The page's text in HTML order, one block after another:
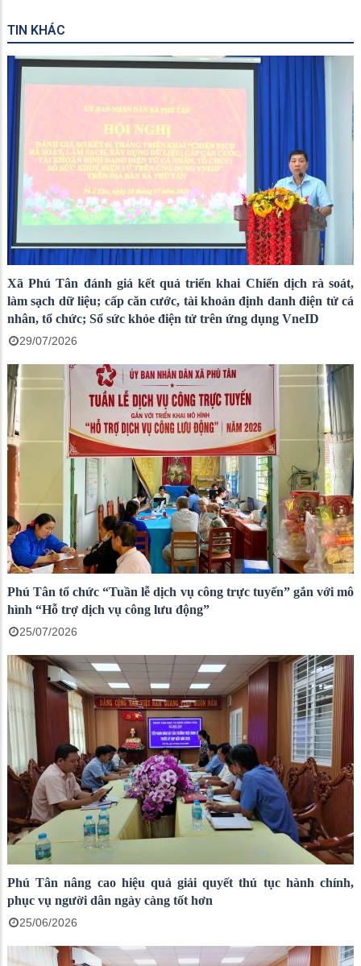
TIN KHÁC
Xã Phú Tân đánh giá kết quả triển khai Chiến dịch rà soát,
làm sạch dữ liệu; cấp căn cước, tài khoản định danh điện tử cá
nhân, tổ chức; Sổ sức khỏe điện tử trên ứng dụng VneID
29/07/2026
Phú Tân tổ chức “Tuần lễ dịch vụ công trực tuyến” gắn với mô
hình “Hỗ trợ dịch vụ công lưu động”
25/07/2026
Phú Tân nâng cao hiệu quả giải quyết thủ tục hành chính,
phục vụ người dân ngày càng tốt hơn
25/06/2026